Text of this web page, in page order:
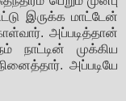
இருக்க மாட்டேன்
அப்படித்தான்
முக்கிய
அப்படியே